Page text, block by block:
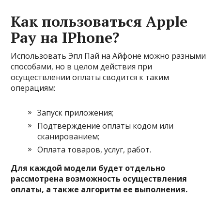
Как пользоваться Apple
Pay на IPhone?
Использовать Эпл Пай на Айфоне можно разными
способами, но в целом действия при
осуществлении оплаты сводится к таким
операциям:
Запуск приложения;
Подтверждение оплаты кодом или
сканированием;
Оплата товаров, услуг, работ.
Для каждой модели будет отдельно
рассмотрена возможность осуществления
оплаты, а также алгоритм ее выполнения.